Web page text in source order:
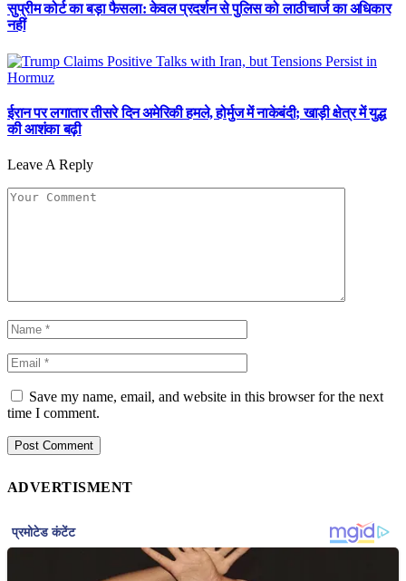
सुप्रीम कोर्ट का बड़ा फैसला: केवल प्रदर्शन से पुलिस को लाठीचार्ज का अधिकार
नहीं
ईरान पर लगातार तीसरे दिन अमेरिकी हमले, होर्मुज में नाकेबंदी; खाड़ी क्षेत्र में युद्ध
की आशंका बढ़ी
Leave A Reply
Save my name, email, and website in this browser for the next
time I comment.
ADVERTISMENT